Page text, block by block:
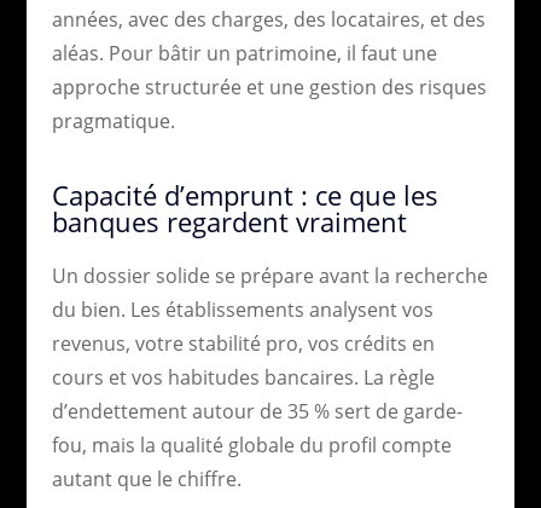
années, avec des charges, des locataires, et des
aléas. Pour bâtir un patrimoine, il faut une
approche structurée et une gestion des risques
pragmatique.
Capacité d’emprunt : ce que les
banques regardent vraiment
Un dossier solide se prépare avant la recherche
du bien. Les établissements analysent vos
revenus, votre stabilité pro, vos crédits en
cours et vos habitudes bancaires. La règle
d’endettement autour de 35 % sert de garde-
fou, mais la qualité globale du profil compte
autant que le chiffre.